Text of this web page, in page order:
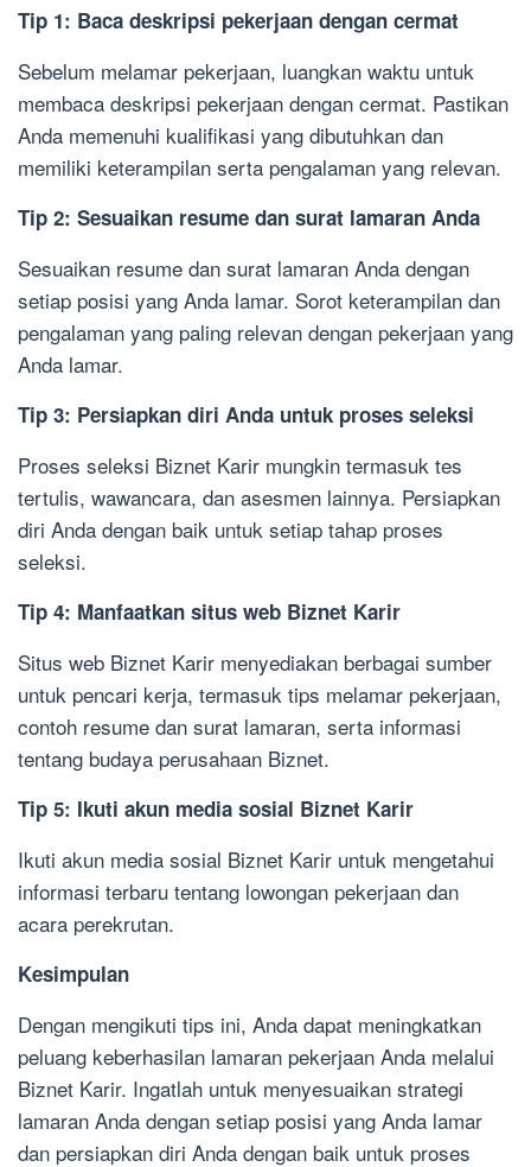
Tip 1: Baca deskripsi pekerjaan dengan cermat
Sebelum melamar pekerjaan, luangkan waktu untuk
membaca deskripsi pekerjaan dengan cermat. Pastikan
Anda memenuhi kualifikasi yang dibutuhkan dan
memiliki keterampilan serta pengalaman yang relevan.
Tip 2: Sesuaikan resume dan surat lamaran Anda
Sesuaikan resume dan surat lamaran Anda dengan
setiap posisi yang Anda lamar. Sorot keterampilan dan
pengalaman yang paling relevan dengan pekerjaan yang
Anda lamar.
Tip 3: Persiapkan diri Anda untuk proses seleksi
Proses seleksi Biznet Karir mungkin termasuk tes
tertulis, wawancara, dan asesmen lainnya. Persiapkan
diri Anda dengan baik untuk setiap tahap proses
seleksi.
Tip 4: Manfaatkan situs web Biznet Karir
Situs web Biznet Karir menyediakan berbagai sumber
untuk pencari kerja, termasuk tips melamar pekerjaan,
contoh resume dan surat lamaran, serta informasi
tentang budaya perusahaan Biznet.
Tip 5: Ikuti akun media sosial Biznet Karir
Ikuti akun media sosial Biznet Karir untuk mengetahui
informasi terbaru tentang lowongan pekerjaan dan
acara perekrutan.
Kesimpulan
Dengan mengikuti tips ini, Anda dapat meningkatkan
peluang keberhasilan lamaran pekerjaan Anda melalui
Biznet Karir. Ingatlah untuk menyesuaikan strategi
lamaran Anda dengan setiap posisi yang Anda lamar
dan persiapkan diri Anda dengan baik untuk proses